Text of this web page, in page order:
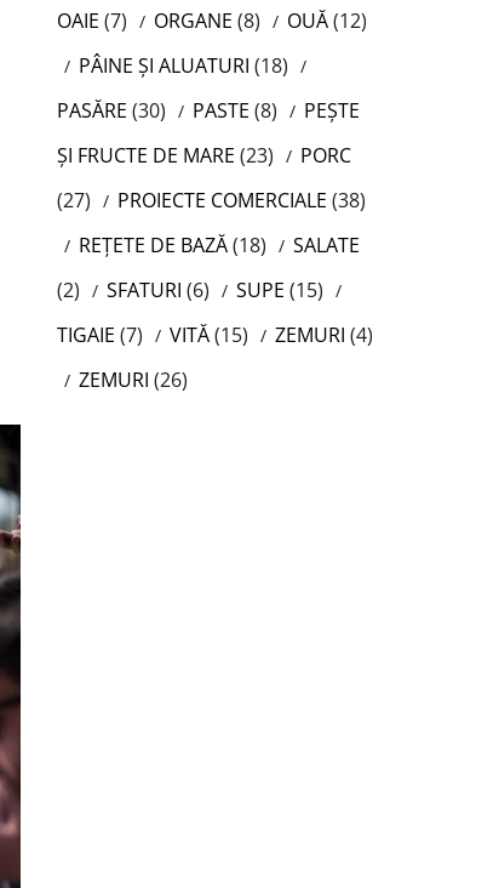
OAIE (7) ORGANE (8) OUĂ(12)
PÂINE ȘI ALUATURI (18)
PASĂRE (30) PASTE (8)
PEȘTE
ȘI FRUCTE DE MARE (23)
PORC
(27)
PROIECTE COMERCIALE (38)
REȚETE DE BAZĂ(18)
SALATE
(2)
SFATURI (6) SUPE (15)
TIGAIE (7) VITĂ(15) ZEMURI (4)
ZEMURI (26)